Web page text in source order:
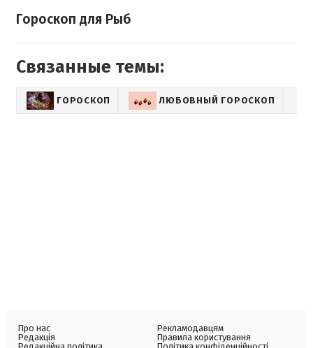
Гороскоп для Рыб
Связанные темы:
ГОРОСКОП ЛЮБОВНЫЙ ГОРОСКОП
Про нас
Редакція
Рекламодавцям
Правила користування